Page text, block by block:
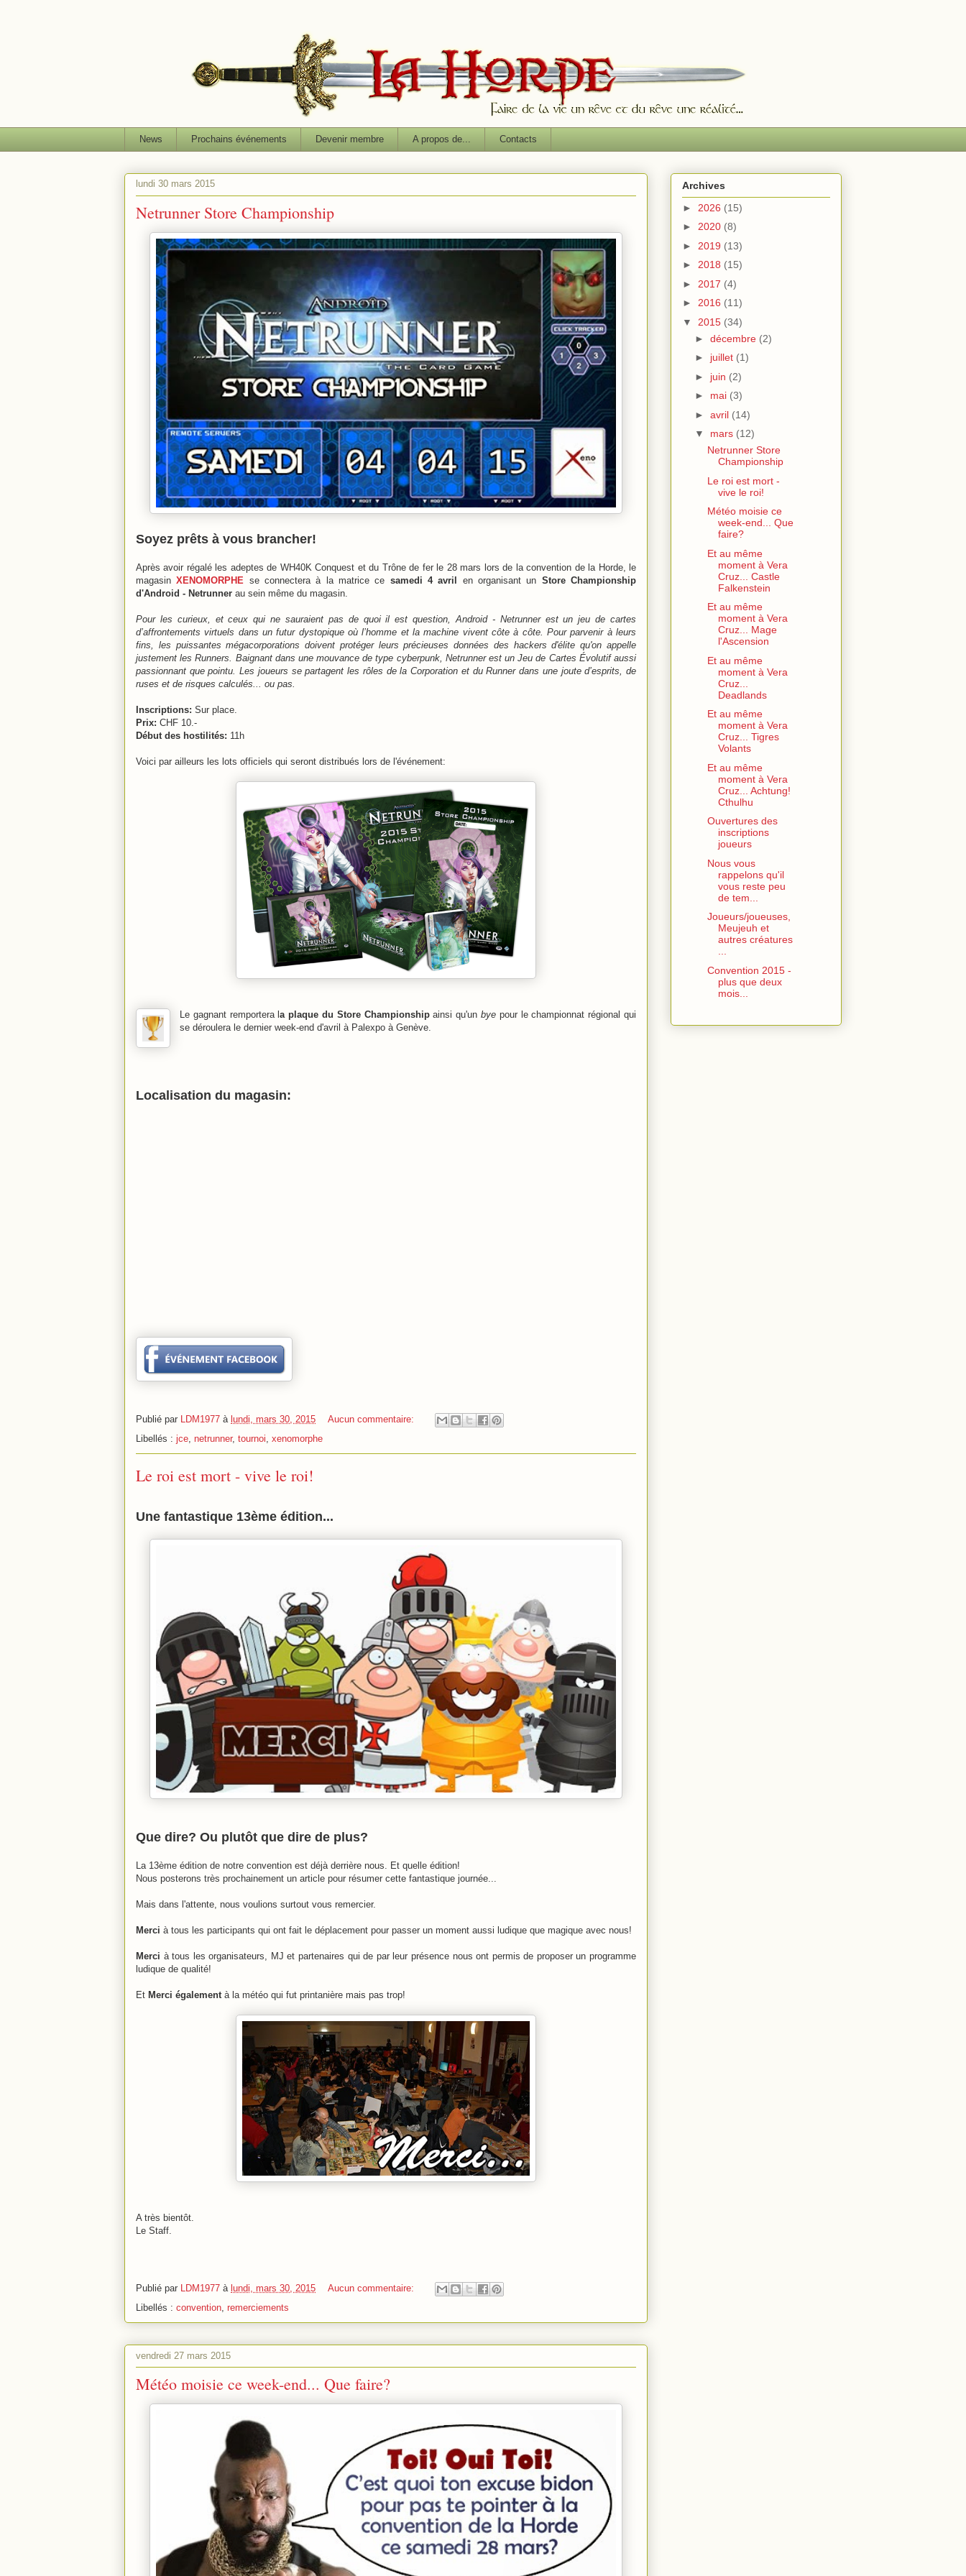
News Prochains événements Devenir membre A propos de... Contacts
lundi 30 mars 2015
Netrunner Store Championship
Soyez prêts à vous brancher!
Après avoir régalé les adeptes de WH40K Conquest et du Trône de fer le 28 mars lors de la convention de la Horde, le
magasinXENOMORPHE se connectera à la matrice ce samedi 4 avril en organisant un Store Championship
d'Android - Netrunner au sein même du magasin.
Pour les curieux, et ceux qui ne sauraient pas de quoi il est question, Android - Netrunner est un jeu de cartes
d’affrontements virtuels dans un futur dystopique où l’homme et la machine vivent côte à côte. Pour parvenir à leurs
fins, les puissantes mégacorporations doivent protéger leurs précieuses données des hackers d'élite qu'on appelle
justement les Runners. Baignant dans une mouvance de type cyberpunk, Netrunner est un Jeu de Cartes Évolutif aussi
passionnant que pointu. Les joueurs se partagent les rôles de la Corporation et du Runner dans une joute d’esprits, de
ruses et de risques calculés... ou pas.
Inscriptions: Sur place.
Prix: CHF 10.-
Début des hostilités: 11h
Voici par ailleurs les lots officiels qui seront distribués lors de l'événement:
Le gagnant remportera la plaque du Store Championshipainsi qu'unbye pour le championnat régional qui
se déroulera le dernier week-end d'avril à Palexpo à Genève.
Localisation du magasin:
Publié par LDM1977 à lundi, mars 30, 2015
Aucun commentaire:
Libellés : jce, netrunner, tournoi, xenomorphe
Le roi est mort - vive le roi!
Une fantastique 13ème édition...
Que dire? Ou plutôt que dire de plus?
La 13ème édition de notre convention est déjà derrière nous. Et quelle édition!
Nous posterons très prochainement un article pour résumer cette fantastique journée...
Mais dans l'attente, nous voulions surtout vous remercier.
Merci à tous les participants qui ont fait le déplacement pour passer un moment aussi ludique que magique avec nous!
Merci à tous les organisateurs, MJ et partenaires qui de par leur présence nous ont permis de proposer un programme
ludique de qualité!
Et Merci également à la météo qui fut printanière mais pas trop!
A très bientôt.
Le Staff.
Publié par LDM1977 à lundi, mars 30, 2015
Aucun commentaire:
Libellés : convention, remerciements
vendredi 27 mars 2015
Météo moisie ce week-end... Que faire?
Archives
► 2026 (15)
► 2020 (8)
► 2019 (13)
► 2018 (15)
► 2017 (4)
► 2016 (11)
▼ 2015 (34)
► décembre (2)
► juillet (1)
► juin (2)
► mai (3)
► avril (14)
▼ mars (12)
Netrunner Store
Championship
Le roi est mort -
vive le roi!
Météo moisie ce
week-end... Que
faire?
Et au même
moment à Vera
Cruz... Castle
Falkenstein
Et au même
moment à Vera
Cruz... Mage
l'Ascension
Et au même
moment à Vera
Cruz...
Deadlands
Et au même
moment à Vera
Cruz... Tigres
Volants
Et au même
moment à Vera
Cruz... Achtung!
Cthulhu
Ouvertures des
inscriptions
joueurs
Nous vous
rappelons qu'il
vous reste peu
de tem...
Joueurs/joueuses,
Meujeuh et
autres créatures
...
Convention 2015 -
plus que deux
mois...